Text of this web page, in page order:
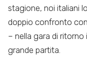
stagione, noi italiani
doppio confronto
– nella gara di
grande partita.